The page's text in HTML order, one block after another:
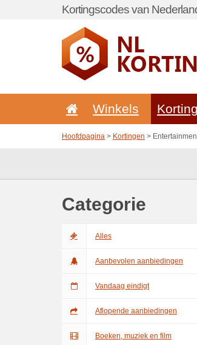
Kortingscodes van
Winkels
Hoofdpagina > Kortingen >
Categorie
Alles
Aanbevolen aanbiedingen
Vandaag eindigt
Aflopende aanbiedingen
Boeken, muziek en film